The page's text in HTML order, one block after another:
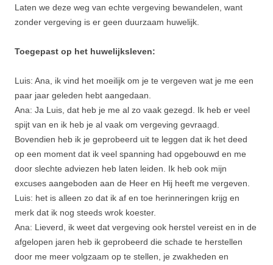
Laten we deze weg van echte vergeving bewandelen, want
zonder vergeving is er geen duurzaam huwelijk.
Toegepast op het huwelijksleven:
Luis: Ana, ik vind het moeilijk om je te vergeven wat je me een
paar jaar geleden hebt aangedaan.
Ana: Ja Luis, dat heb je me al zo vaak gezegd. Ik heb er veel
spijt van en ik heb je al vaak om vergeving gevraagd.
Bovendien heb ik je geprobeerd uit te leggen dat ik het deed
op een moment dat ik veel spanning had opgebouwd en me
door slechte adviezen heb laten leiden. Ik heb ook mijn
excuses aangeboden aan de Heer en Hij heeft me vergeven.
Luis: het is alleen zo dat ik af en toe herinneringen krijg en
merk dat ik nog steeds wrok koester.
Ana: Lieverd, ik weet dat vergeving ook herstel vereist en in de
afgelopen jaren heb ik geprobeerd die schade te herstellen
door me meer volgzaam op te stellen, je zwakheden en